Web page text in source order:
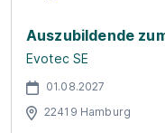
Auszubildende
Evotec SE
01.08.2027
22419 Hamburg